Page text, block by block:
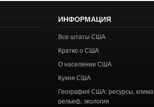
ИНФОРМАЦИЯ
Все штаты США
Кратко о США
О населении США
Кухня США
География США: ресурсы,
рельеф, экология